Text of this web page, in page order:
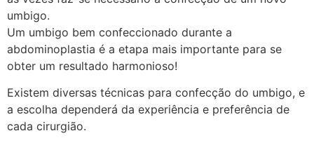
umbigo.
Um umbigo bem confeccionado durante a
abdominoplastia é a etapa mais importante para se
obter um resultado harmonioso!
Existem diversas técnicas para confecção do umbigo, e
a escolha dependerá da experiência e preferência de
cada cirurgião.